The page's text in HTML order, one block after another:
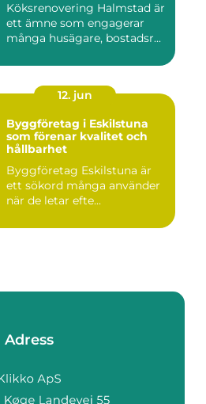
Köksrenovering Halmstad är
ett ämne som engagerar
många husägare, bostadsr...
12. jun
Byggföretag i Eskilstuna
som förenar kvalitet och
hållbarhet
Byggföretag Eskilstuna är
ett sökord många använder
när de letar efte...
Adress